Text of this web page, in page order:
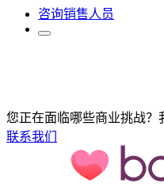
咨询销售人员
您正在面临哪些商业挑战？
联系我们